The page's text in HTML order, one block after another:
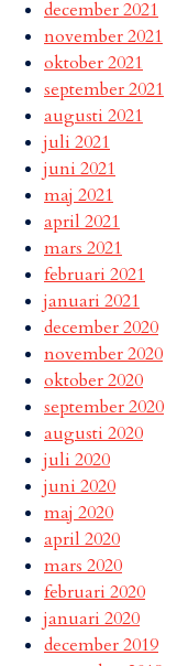
december 2021
november 2021
oktober 2021
september 2021
augusti 2021
juli 2021
juni 2021
maj 2021
april 2021
mars 2021
februari 2021
januari 2021
december 2020
november 2020
oktober 2020
september 2020
augusti 2020
juli 2020
juni 2020
maj 2020
april 2020
mars 2020
februari 2020
januari 2020
december 2019